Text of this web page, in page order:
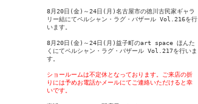
8月20日(金)～24日(月)名古屋市の徳川古民家ギャラ
リー結にてペルシャン・ラグ・バザール Vol.216を行
います。
8月20日(金)～24日(月)益子町のart space ほんた
くにてペルシャン・ラグ・バザール Vol.217を行いま
す。
ショールームは不定休となっております。ご来店の折
りには予めお電話かメールにてご連絡いただけると幸
いです。